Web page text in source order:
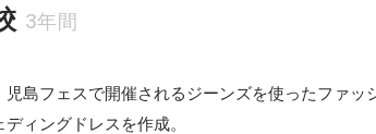
3年間
島フェスで開催されるジーンズを使ったファッ
ィングドレスを作成。